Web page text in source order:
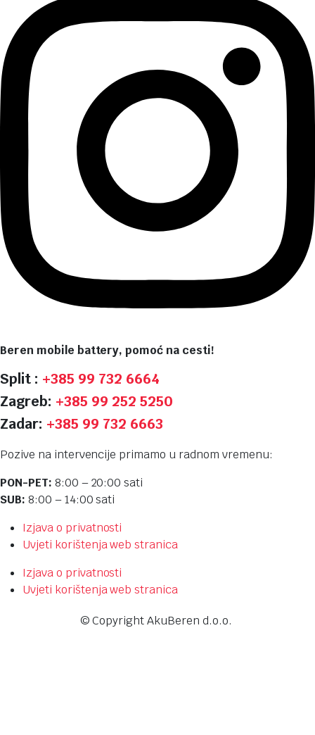
Beren mobile battery, pomoć na cesti!
Split : +385 99 732 6664
Zagreb: +385 99 252 5250
Zadar: +385 99 732 6663
Pozive na intervencije primamo u radnom vremenu:
PON-PET: 8:00 – 20:00 sati
SUB: 8:00 – 14:00 sati
Izjava o privatnosti
Uvjeti korištenja web stranica
Izjava o privatnosti
Uvjeti korištenja web stranica
© Copyright AkuBeren d.o.o.